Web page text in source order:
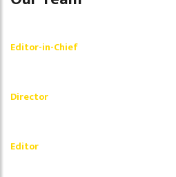
Editor-in-Chief
Director
Editor